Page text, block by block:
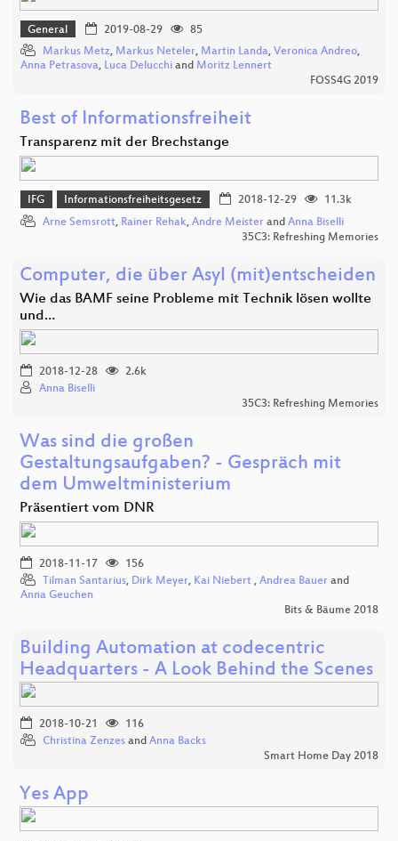
General 2019-08-29
85
Markus Metz, Markus Neteler, Martin Landa, Veronica Andreo,
Anna Petrasova, Luca Delucchi and Moritz Lennert
FOSS4G 2019
Best of Informationsfreiheit
Transparenz mit der Brechstange
IFG Informationsfreiheitsgesetz 2018-12-29
11.3k
Arne Semsrott, Rainer Rehak, Andre Meister and Anna Biselli
35C3: Refreshing Memories
Computer, die über Asyl (mit)entscheiden
Wie das BAMF seine Probleme mit Technik lösen wollte
und…
2018-12-28
2.6k
Anna Biselli
35C3: Refreshing Memories
Was sind die großen
Gestaltungsaufgaben? - Gespräch mit
dem Umweltministerium
Präsentiert vom DNR
2018-11-17
156
Tilman Santarius, Dirk Meyer, Kai Niebert , Andrea Bauer and
Anna Geuchen
Bits & Bäume 2018
Building Automation at codecentric
Headquarters - A Look Behind the Scenes
2018-10-21
116
Christina Zenzes and Anna Backs
Smart Home Day 2018
Yes App